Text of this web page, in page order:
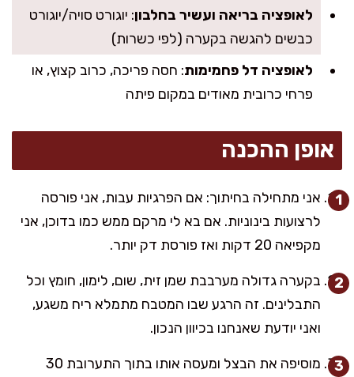
לאופציה בריאה ועשיר בחלבון: יוגורט סויה/יוגורט
כבשים להגשה בקערה (לפי כשרות)
לאופציה דל פחמימות: חסה פריכה, כרוב קצוץ, או
פרחי כרובית מאודים במקום פיתה
אופן ההכנה
אני מתחילה בחיתוך: אם הפרגיות עבות, אני פורסה
לרצועות בינוניות. אם בא לי מרקם ממש כמו בדוכן, אני
מקפיאה 20 דקות ואז פורסת דק יותר.
בקערה גדולה מערבבת שמן זית, שום, לימון, חומץ וכל
התבלינים. זה הרגע שבו המטבח מתמלא ריח משגע,
ואני יודעת שאנחנו בכיוון הנכון.
מוסיפה את הבצל ומעסה אותו בתוך התערובת 30